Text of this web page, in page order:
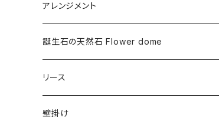
アレンジメント
プリザーブドフラワー
ドライフラワー
アーティフィシャルフラワー
誕生石の天然石 Flower dome
プリザーブドフラワー
ドライフラワー
リース
プリザーブドフラワー
壁掛け